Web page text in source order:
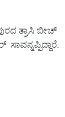
ತ್ರಾಸಿ ಬೀಚ್